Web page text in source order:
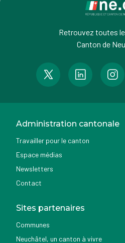
Retrouvez toutes
Canton de
Administration cantonale
Travailler pour le canton
Espace médias
Newsletters
Contact
Sites partenaires
Communes
Neuchâtel, un canton à vivre